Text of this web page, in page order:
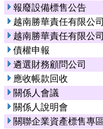
報廢設備標售公告
越南勝華責任有限公
越南勝華責任有限公
債權申報
遴選財務顧問公司
應收帳款回收
關係人會議
關係人說明會
關聯企業資產標售專區